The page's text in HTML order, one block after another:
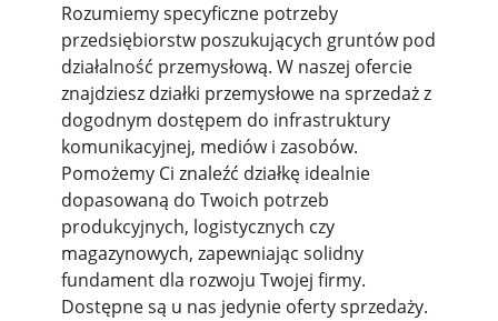
Rozumiemy specyficzne potrzeby
przedsiębiorstw poszukujących gruntów pod
działalność przemysłową. W naszej ofercie
znajdziesz działki przemysłowe na sprzedaż z
dogodnym dostępem do infrastruktury
komunikacyjnej, mediów i zasobów.
Pomożemy Ci znaleźć działkę idealnie
dopasowaną do Twoich potrzeb
produkcyjnych, logistycznych czy
magazynowych, zapewniając solidny
fundament dla rozwoju Twojej firmy.
Dostępne są u nas jedynie oferty sprzedaży.